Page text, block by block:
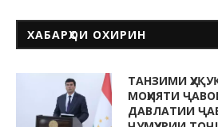
ХАБАРҲОИ ОХИРИН
ТАНЗИМИ
МОҲИЯТИ
ДАВЛАТИИ